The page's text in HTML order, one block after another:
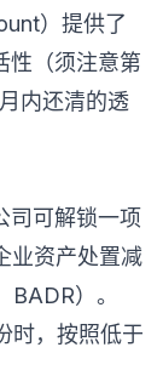
）提供了
性（须注意第
内还清的透
司可解锁一项
业资产处置减
）。
时，按照低于